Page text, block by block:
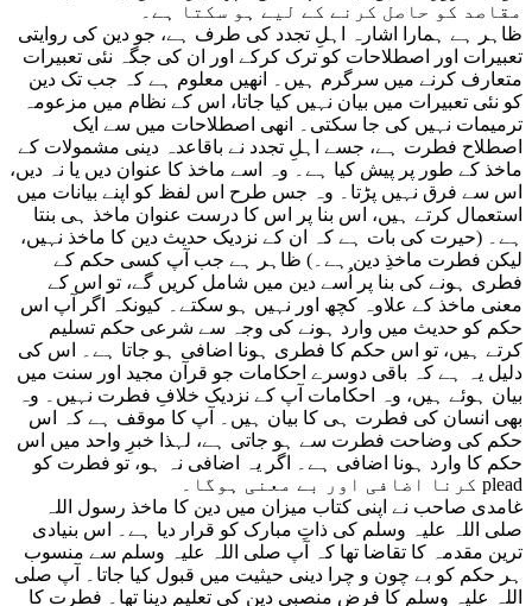
مقاصد کو حاصل کرنے کے لیے ہو سکتا ہے۔
ظاہر ہے ہمارا اشارہ اہلِ تجدد کی طرف ہے، جو دین کی روایتی
تعبیرات اور اصطلاحات کو ترک کرکے اور ان کی جگہ نئی تعبیرات
متعارف کرنے میں سرگرم ہیں۔ انھیں معلوم ہے کہ جب تک دین
کو نئی تعبیرات میں بیان نہیں کیا جاتا، اس کے نظام میں مزعومہ
ترمیمات نہیں کی جا سکتی۔ انھی اصطلاحات میں سے ایک
اصطلاح فطرت ہے، جسے اہلِ تجدد نے باقاعدہ دینی مشمولات کے
ماخذ کے طور پر پیش کیا ہے۔ وہ اسے ماخذ کا عنوان دیں یا نہ دیں،
اس سے فرق نہیں پڑتا۔ وہ جس طرح اس لفظ کو اپنے بیانات میں
استعمال کرتے ہیں، اس بنا پر اس کا درست عنوان ماخذ ہی بنتا
ہے۔ (حیرت کی بات ہے کہ ان کے نزدیک حدیث دین کا ماخذ نہیں،
لیکن فطرت ماخذِ دین ہے۔) ظاہر ہے جب آپ کسی حکم کے
فطری ہونے کی بنا پر اُسے دین میں شامل کریں گے، تو اس کے
معنی ماخذ کے علاوہ کچھ اور نہیں ہو سکتے۔ کیونکہ اگر آپ اس
حکم کو حدیث میں وارد ہونے کی وجہ سے شرعی حکم تسلیم
کرتے ہیں، تو اس حکم کا فطری ہونا اضافی ہو جاتا ہے۔ اس کی
دلیل یہ ہے کہ باقی دوسرے احکامات جو قرآن مجید اور سنت میں
بیان ہوئے ہیں، وہ احکامات آپ کے نزدیک خلافِ فطرت نہیں۔ وہ
بھی انسان کی فطرت ہی کا بیان ہیں۔ آپ کا موقف ہے کہ اس
حکم کی وضاحت فطرت سے ہو جاتی ہے، لہذا خبرِ واحد میں اس
حکم کا وارد ہونا اضافی ہے۔ اگر یہ اضافی نہ ہو، تو فطرت کو
plead کرنا اضافی اور بے معنی ہوگا۔
غامدی صاحب نے اپنی کتاب میزان میں دین کا ماخذ رسول اللہ
صلی اللہ علیہ وسلم کی ذاتِ مبارک کو قرار دیا ہے۔ اس بنیادی
ترین مقدمہ کا تقاضا تھا کہ آپ صلی اللہ علیہ وسلم سے منسوب
ہر حکم کو بے چون و چرا دینی حیثیت میں قبول کیا جاتا۔ آپ صلی
اللہ علیہ وسلم کا فرضِ منصبی دین کی تعلیم دینا تھا۔ فطرت کا